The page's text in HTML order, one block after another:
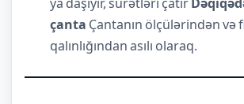
ya daşıyır, sürətləri çatır
çanta Çantanın ölçülərindən və
qalınlığından asılı olaraq.